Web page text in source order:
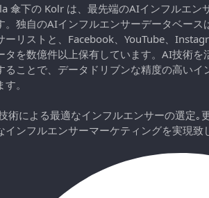
傘下の Kolr は、最先端のAIインフルエン
。独自のAIインフルエンサーデータベー
ーリストと、Facebook、YouTube、
タを数億件以上保有しています。AI技術
ることで、データドリブンな精度の高い
す。
術による最適なインフルエンサーの選定｡
インフルエンサーマーケティングを実現致